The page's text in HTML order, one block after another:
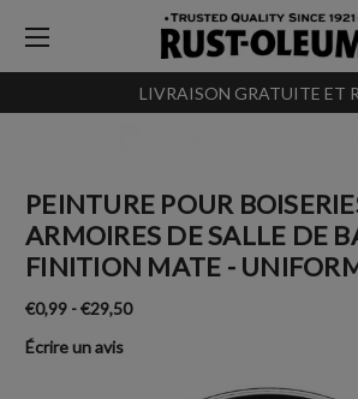
LIVRAISON GRATUITE ET
PEINTURE POUR
ARMOIRES DE SALLE DE
FINITION MATE -
€0,99 - €29,50
Écrire un avis